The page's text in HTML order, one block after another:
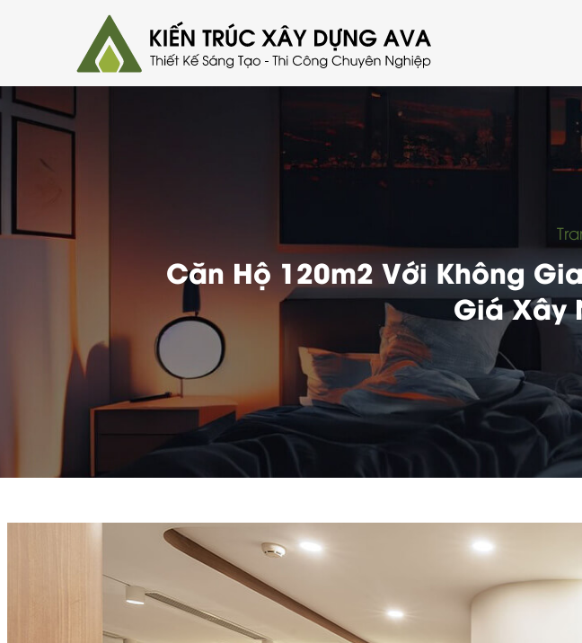
Căn Hộ 120m2 Với Không
Giá Xây